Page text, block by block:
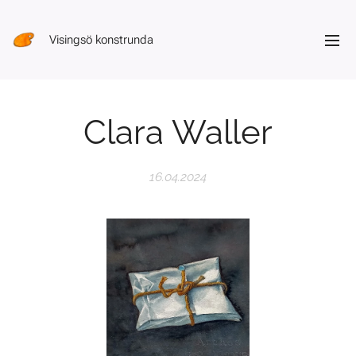
Visingsö konstrunda
Clara Waller
16.04.2024